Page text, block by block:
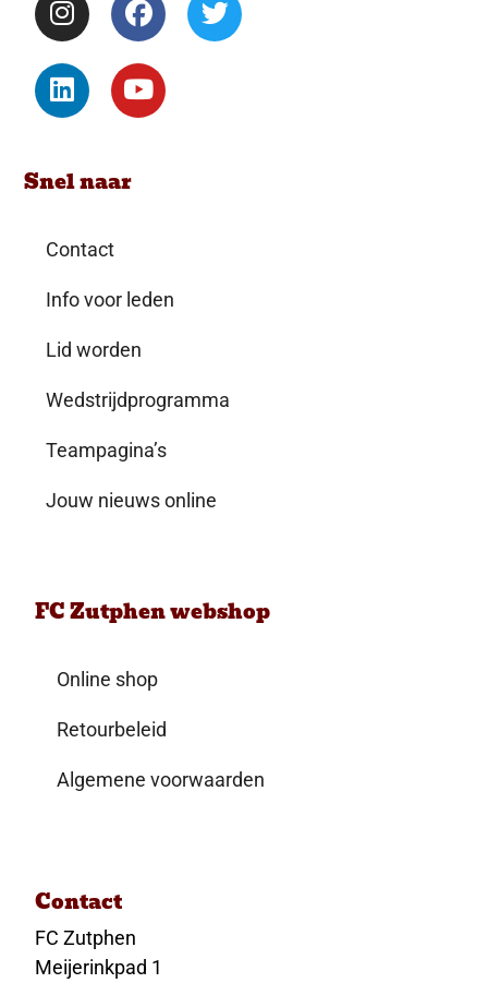
Snel naar
Contact
Info voor leden
Lid worden
Wedstrijdprogramma
Teampagina’s
Jouw nieuws online
FC Zutphen webshop
Online shop
Retourbeleid
Algemene voorwaarden
Contact
FC Zutphen
Meijerinkpad 1